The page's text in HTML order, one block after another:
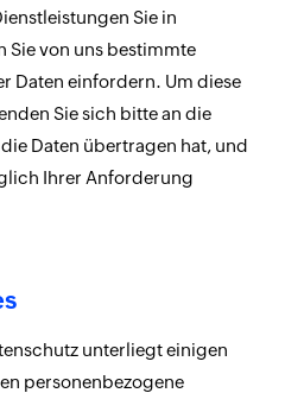
Sie in
Sie von uns bestimmte
Daten einfordern. Um diese
Sie sich bitte an die
Daten übertragen hat, und
Ihrer Anforderung
unterliegt einigen
personenbezogene